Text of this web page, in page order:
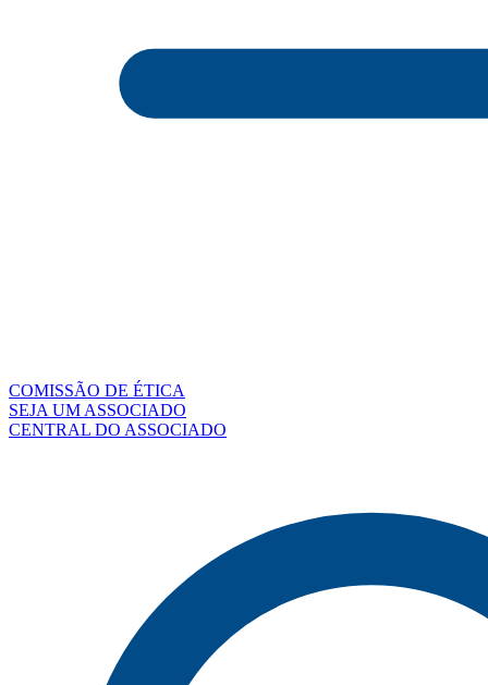
COMISSÃO DE ÉTICA
SEJA UM ASSOCIADO
CENTRAL DO ASSOCIADO